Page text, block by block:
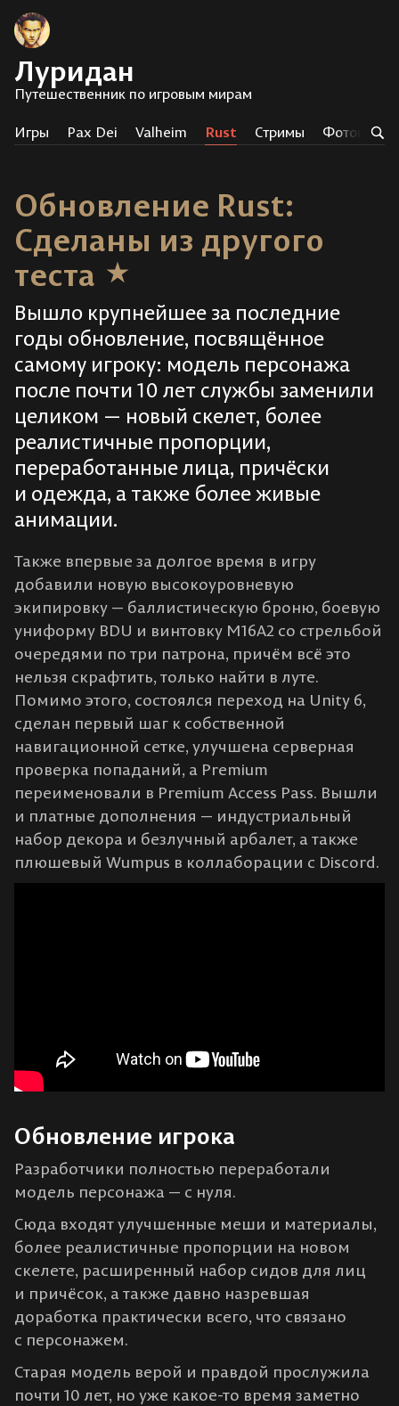
Луридан
Путешественник по игровым мирам
Игры Pax Dei Valheim Rust Стримы
Обновление Rust:
Сделаны из другого
теста
Вышло крупнейшее за последние
годы обновление, посвящённое
самому игроку: модель персонажа
после почти 10 лет службы заменили
целиком — новый скелет, более
реалистичные пропорции,
переработанные лица, причёски
и одежда, а также более живые
анимации.
Также впервые за долгое время в игру
добавили новую высокоуровневую
экипировку — баллистическую броню, боевую
униформу BDU и винтовку M16A2 со стрельбой
очередями по три патрона, причём всё это
нельзя скрафтить, только найти в луте.
Помимо этого, состоялся переход на Unity 6,
сделан первый шаг к собственной
навигационной сетке, улучшена серверная
проверка попаданий, а Premium
переименовали в Premium Access Pass. Вышли
и платные дополнения — индустриальный
набор декора и безлучный арбалет, а также
плюшевый Wumpus в коллаборации с Discord.
Обновление игрока
Разработчики полностью переработали
модель персонажа — с нуля.
Сюда входят улучшенные меши и материалы,
более реалистичные пропорции на новом
скелете, расширенный набор сидов для лиц
и причёсок, а также давно назревшая
доработка практически всего, что связано
с персонажем.
Старая модель верой и правдой прослужила
почти 10 лет, но уже какое-то время заметно